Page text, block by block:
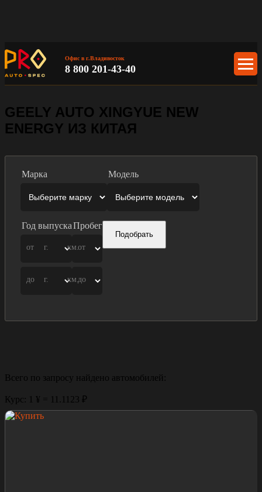
Офис в г.Владивосток
8 800 201-43-40
GEELY AUTO XINGYUE NEW
ENERGY ИЗ КИТАЯ
Марка Модель
Год выпуска
от г.
до г.
Пробег
от
км.
до
км.
Подобрать
Всего по запросу найдено автомобилей:
Курс: 1 ¥ = 11.1123 ₽